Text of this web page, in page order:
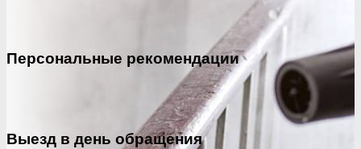
Персональные рекомендации
Выезд в день обращения